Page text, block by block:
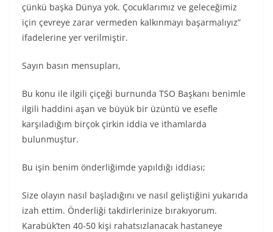
çünkü başka Dünya yok. Çocuklarımız ve geleceğimiz
için çevreye zarar vermeden kalkınmayı başarmalıyız”
ifadelerine yer verilmiştir.
Sayın basın mensupları,
Bu konu ile ilgili çiçeği burnunda TSO Başkanı benimle
ilgili haddini aşan ve büyük bir üzüntü ve esefle
karşıladığım birçok çirkin iddia ve ithamlarda
bulunmuştur.
Bu işin benim önderliğimde yapıldığı iddiası;
Size olayın nasıl başladığını ve nasıl geliştiğini yukarıda
izah ettim. Önderliği takdirlerinize bırakıyorum.
Karabük’ten 40-50 kişi rahatsızlanacak hastaneye